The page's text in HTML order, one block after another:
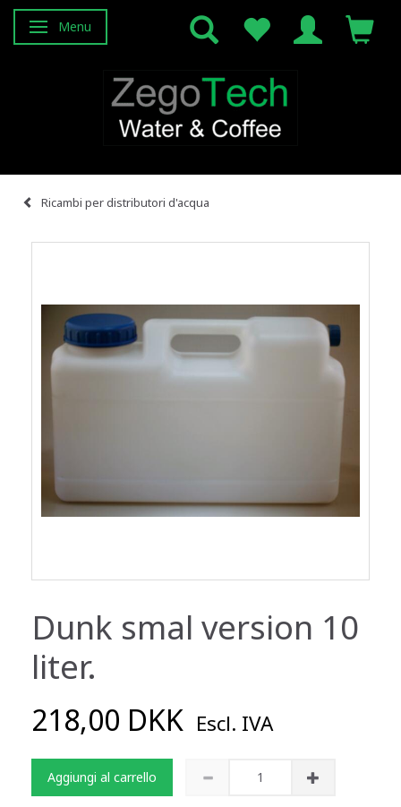
Attiva/disattiva navigazione
Menu
Ricambi per distributori d'acqua
Dunk smal version 10
liter.
218,00 DKK Escl. IVA
Aggiungi al carrello